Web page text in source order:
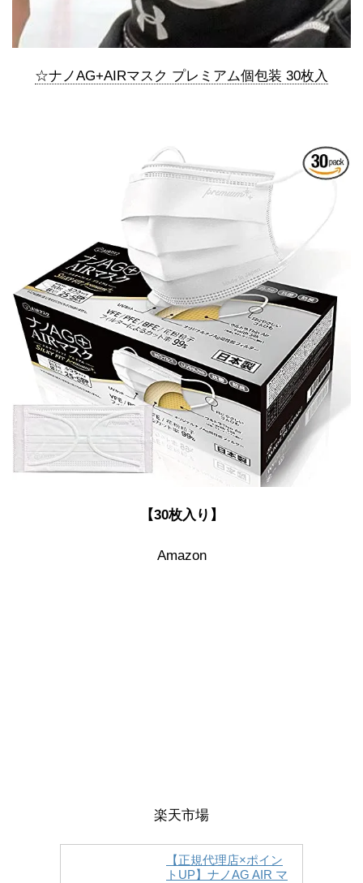
☆ナノAG+AIRマスク プレミアム個包装 30枚入
【30枚入り】
Amazon
楽天市場
【正規代理店×ポイン
トUP】ナノAG AIR マ